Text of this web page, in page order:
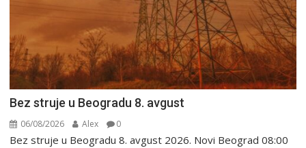
Bez struje u Beogradu 8. avgust
06/08/2026 Alex 0
Bez struje u Beogradu 8. avgust 2026. Novi Beograd 08:00